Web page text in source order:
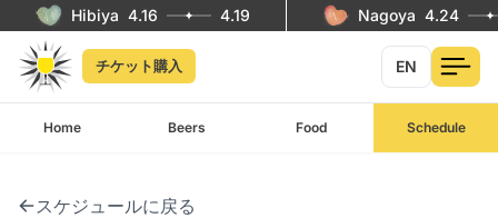
Hibiya 4.16 4.19 Nagoya 4.24
チケット購入 EN
Home Beers Food Schedule
スケジュールに戻る